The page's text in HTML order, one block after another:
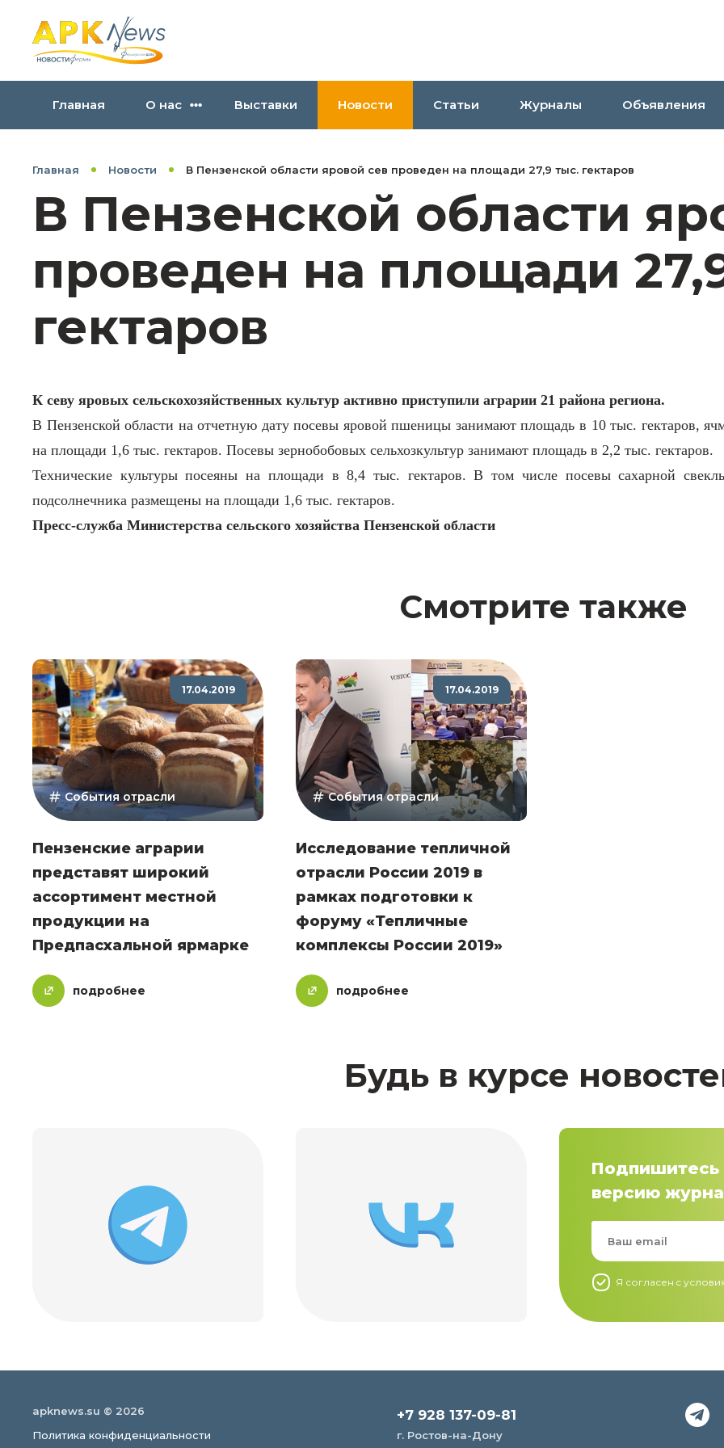
Главная О нас Выставки Новости Статьи Журналы Объявления
Главная Новости В Пензенской области яровой сев проведен на площади 27,9 тыс. гектаров
В Пензенской области
проведен на площади
гектаров
К севу яровых сельскохозяйственных культур активно приступили аграрии 21 района региона.
В Пензенской области на отчетную дату посевы яровой пшеницы занимают площадь в 10 тыс. гектаров,
на площади 1,6 тыс. гектаров. Посевы зернобобовых сельхозкультур занимают площадь в 2,2 тыс. гектаров.
Технические культуры посеяны на площади в 8,4 тыс. гектаров. В том числе посевы сахарной
подсолнечника размещены на площади 1,6 тыс. гектаров.
Пресс-служба Министерства сельского хозяйства Пензенской области
Смотрите также
17.04.2019
События отрасли
Пензенские аграрии
представят широкий
ассортимент местной
продукции на
Предпасхальной ярмарке
подробнее
17.04.2019
События отрасли
Исследование тепличной
отрасли России 2019 в
рамках подготовки к
форуму «Тепличные
комплексы России 2019»
подробнее
Будь в курсе
Подпишитесь
версию
Я согласен c
apknews.su © 2026
Политика конфиденциальности
+7 928 137-09-81
г. Ростов-на-Дону